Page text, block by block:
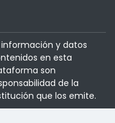
información y datos
en esta
son
de la
que los emite.